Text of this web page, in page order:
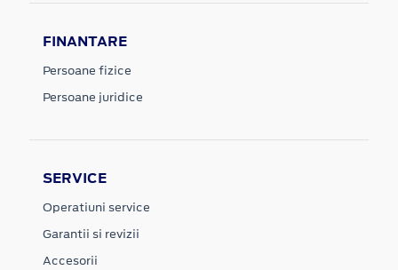
FINANTARE
Persoane fizice
Persoane juridice
SERVICE
Operatiuni service
Garantii si revizii
Accesorii